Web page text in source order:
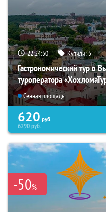
22:24:49 Купили:5
Гастрономический тур в
туроператора
Сенная площадь
620 руб.
6290руб.
-50%